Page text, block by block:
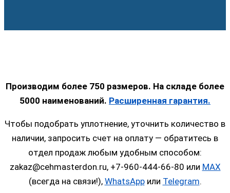
Производим более 750 размеров. На складе более
5000 наименований. Расширенная гарантия.
Чтобы подобрать уплотнение, уточнить количество в
наличии, запросить счет на оплату — обратитесь в
отдел продаж любым удобным способом:
zakaz@cehmasterdon.ru, +7-960-444-66-80 или MAX
(всегда на связи!), WhatsAppили Telegram.